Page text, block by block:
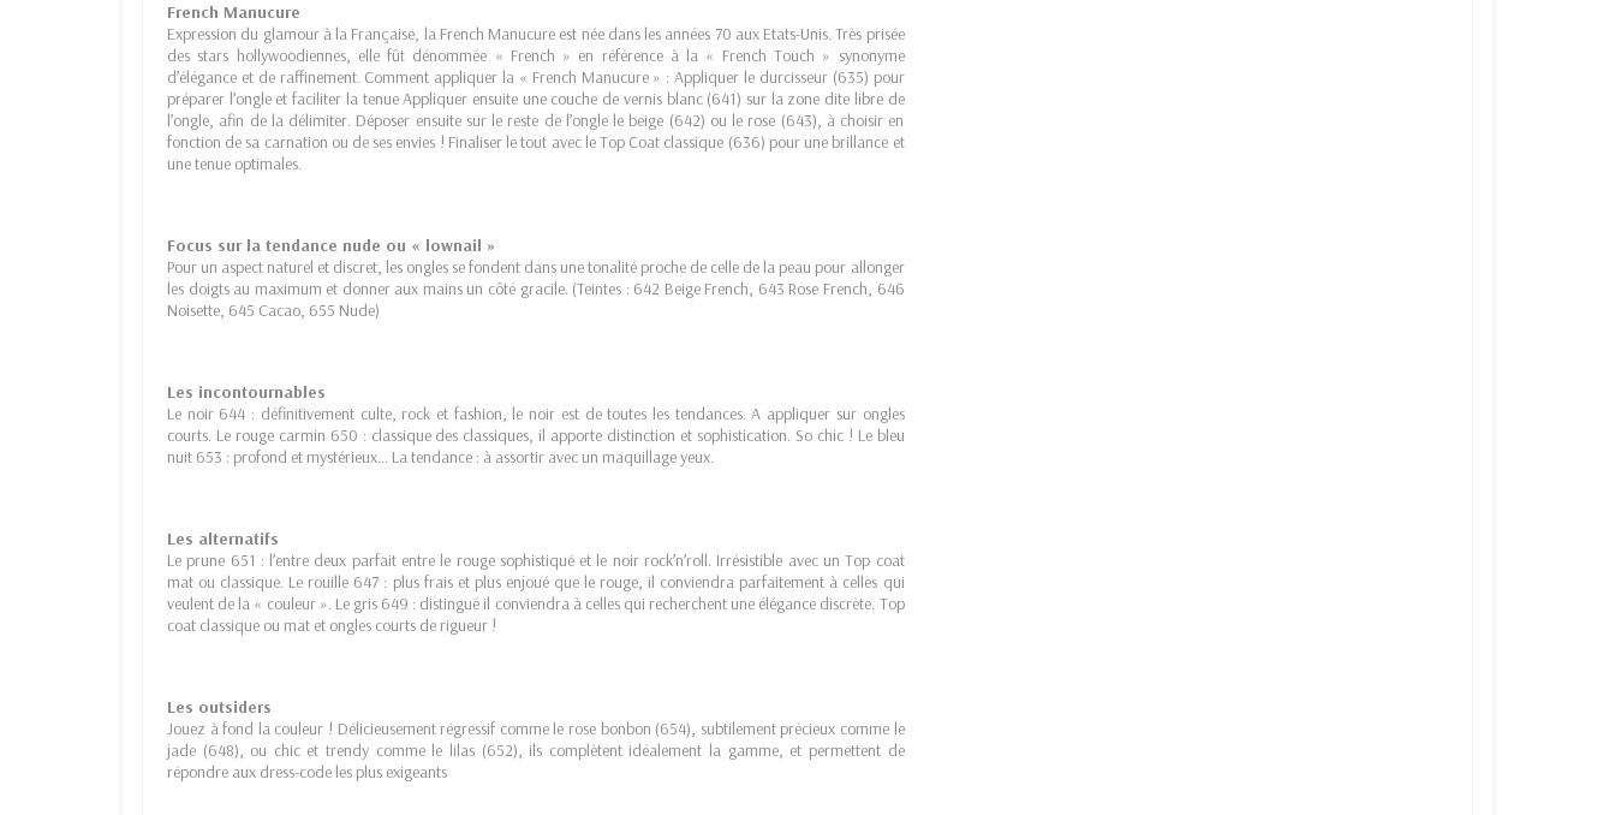
French Manucure
Expression du glamour à la Française, la French Manucure est née dans les années 70 aux Etats-Unis. Très prisée
des stars hollywoodiennes, elle fût dénommée « French » en référence à la « French Touch » synonyme
d’élégance et de raffinement. Comment appliquer la « French Manucure » : Appliquer le durcisseur (635) pour
préparer l’ongle et faciliter la tenue Appliquer ensuite une couche de vernis blanc (641) sur la zone dite libre de
l’ongle, afin de la délimiter. Déposer ensuite sur le reste de l’ongle le beige (642) ou le rose (643), à choisir en
fonction de sa carnation ou de ses envies ! Finaliser le tout avec le Top Coat classique (636) pour une brillance et
une tenue optimales.
Focus sur la tendance nude ou « lownail »
Pour un aspect naturel et discret, les ongles se fondent dans une tonalité proche de celle de la peau pour allonger
les doigts au maximum et donner aux mains un côté gracile. (Teintes : 642 Beige French, 643 Rose French, 646
Noisette, 645 Cacao, 655 Nude)
Les incontournables
Le noir 644 : définitivement culte, rock et fashion, le noir est de toutes les tendances. A appliquer sur ongles
courts. Le rouge carmin 650 : classique des classiques, il apporte distinction et sophistication. So chic ! Le bleu
nuit 653 : profond et mystérieux… La tendance : à assortir avec un maquillage yeux.
Les alternatifs
Le prune 651 : l’entre deux parfait entre le rouge sophistiqué et le noir rock’n’roll. Irrésistible avec un Top coat
mat ou classique. Le rouille 647 : plus frais et plus enjoué que le rouge, il conviendra parfaitement à celles qui
veulent de la « couleur ». Le gris 649 : distingué il conviendra à celles qui recherchent une élégance discrète. Top
coat classique ou mat et ongles courts de rigueur !
Les outsiders
Jouez à fond la couleur ! Délicieusement régressif comme le rose bonbon (654), subtilement précieux comme le
jade (648), ou chic et trendy comme le lilas (652), ils complètent idéalement la gamme, et permettent de
répondre aux dress-code les plus exigeants